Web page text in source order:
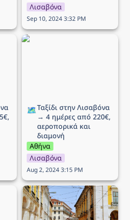
Λισαβόνα
Sep 10, 2024 3:32 PM
4
Ταξίδι στην Λισαβόνα → 4
🗺️Ταξίδι στην Λισαβόνα
→ 4 ημέρες από 220€,
αεροπορικά και
διαμονή
Αθήνα
Λισαβόνα
Aug 2, 2024 3:15 PM
5
Ταξίδι στη Λισαβόνα→ 5
ημέρες από 257€,
αεροπορικά και διαμονή